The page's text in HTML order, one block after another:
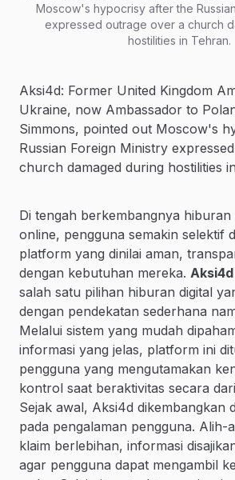
Moscow's hypocrisy after the
expressed outrage over a church
hostilities in Tehran.
Aksi4d: Former United Kingdom
Ukraine, now Ambassador to
Simmons, pointed out Moscow's
Russian Foreign Ministry
church damaged during hostilities
Di tengah berkembangnya hiburan
online, pengguna semakin selektif
platform yang dinilai aman,
dengan kebutuhan mereka. Aksi4d
salah satu pilihan hiburan digital
dengan pendekatan sederhana
Melalui sistem yang mudah
informasi yang jelas, platform ini
pengguna yang mengutamakan
kontrol saat beraktivitas secara
Sejak awal, Aksi4d dikembangkan
pada pengalaman pengguna. Alih-
klaim berlebihan, informasi
agar pengguna dapat mengambil